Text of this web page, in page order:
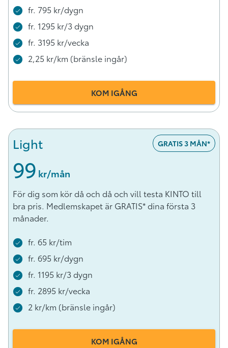
fr. 795 kr/dygn
fr. 1295 kr/3 dygn
fr. 3195 kr/vecka
2,25 kr/km (bränsle ingår)
KOM IGÅNG
Light GRATIS 3 MÅN*
99 kr/mån
För dig som kör då och då och vill testa KINTO till
bra pris. Medlemskapet är GRATIS* dina första 3
månader.
fr. 65 kr/tim
fr. 695 kr/dygn
fr. 1195 kr/3 dygn
fr. 2895 kr/vecka
2 kr/km (bränsle ingår)
KOM IGÅNG